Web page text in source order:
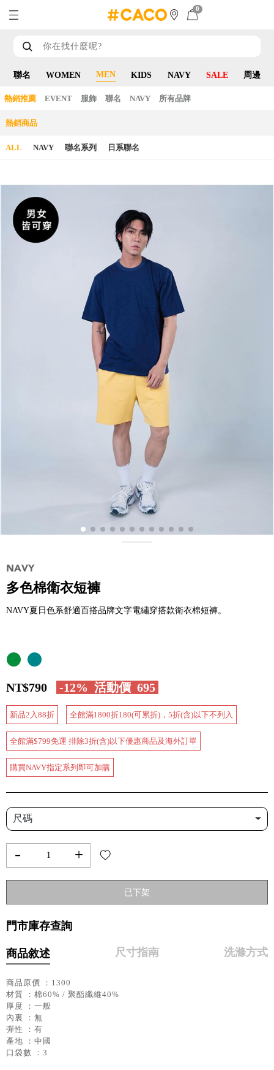
0
聯名 WOMEN MEN KIDS NAVY SALE 周邊
熱銷推薦 EVENT 服飾 聯名 NAVY 所有品牌
熱銷商品
ALL NAVY 聯名系列 日系聯名
多色棉衛衣短褲
NAVY夏日色系舒適百搭品牌文字電繡穿搭款衛衣棉短褲。
NT$790 -12% 活動價 695
新品2入88折 全館滿1800折180(可累折)，5折(含)以下不列入
全館滿$799免運 排除3折(含)以下優惠商品及海外訂單
購買NAVY指定系列即可加購
尺碼
- +
已下架
門市庫存查詢
商品敘述 尺寸指南 洗滌方式
商品原價 ：1300
材質 ：棉60% / 聚酯纖維40%
厚度 ：一般
內裏 ：無
彈性 ：有
產地 ：中國
口袋數 ：3